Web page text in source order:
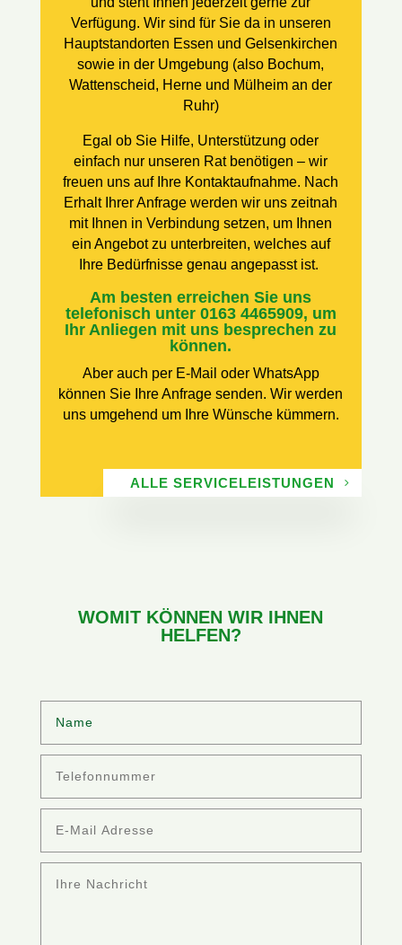
Verfügung. Wir sind für Sie da in unseren
Hauptstandorten Essen und Gelsenkirchen
sowie in der Umgebung (also Bochum,
Wattenscheid, Herne und Mülheim an der
Ruhr)
Egal ob Sie Hilfe, Unterstützung oder
einfach nur unseren Rat benötigen – wir
freuen uns auf Ihre Kontaktaufnahme. Nach
Erhalt Ihrer Anfrage werden wir uns zeitnah
mit Ihnen in Verbindung setzen, um Ihnen
ein Angebot zu unterbreiten, welches auf
Ihre Bedürfnisse genau angepasst ist.
Am besten erreichen Sie uns
telefonisch unter 0163 4465909, um
Ihr Anliegen mit uns besprechen zu
können.
Aber auch per E-Mail oder WhatsApp
können Sie Ihre Anfrage senden. Wir werden
uns umgehend um Ihre Wünsche kümmern.
ALLE SERVICELEISTUNGEN
WOMIT KÖNNEN WIR IHNEN
HELFEN?